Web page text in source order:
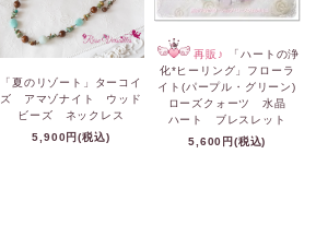
「夏のリゾート」ターコイ
ズ アマゾナイト ウッド
ビーズ ネックレス
5,900円(税込)
再販♪
「ハートの浄
化*ヒーリング」フローラ
イト(パープル・グリーン)
ローズクォーツ 水晶
ハート ブレスレット
5,600円(税込)